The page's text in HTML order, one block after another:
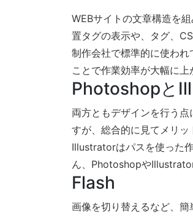
WEBサイトの文章構造を
置タグの表示や、タグ、
制作会社で標準的に使わ
ことで作業効率が大幅に上
Photoshopと
両方ともデザインを行う
すが、総合的に見てメリ
Illustratorはパスを使った
ん、Photoshopや
Flash
画像を切り替えるなど、